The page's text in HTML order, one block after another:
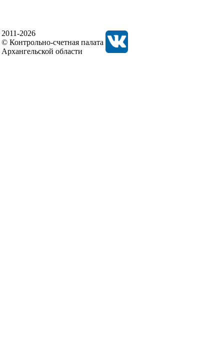
2011-2026
© Контрольно-счетная палата
Архангельской области